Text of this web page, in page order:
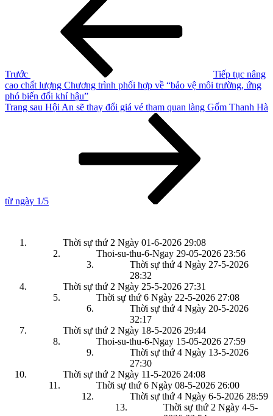
Trước
Tiếp tục nâng
cao chất lượng Chương trình phối hợp về “bảo vệ môi trường, ứng
phó biến đổi khí hậu”
Bài
Trang sau Hội An sẽ thay đổi giá vé tham quan làng Gốm Thanh Hà
từ ngày 1/5
Thời sự thứ 2 Ngày 01-6-2026 29:08
Thoi-su-thu-6-Ngay 29-05-2026 23:56
Thời sự thứ 4 Ngày 27-5-2026
28:32
Thời sự thứ 2 Ngày 25-5-2026 27:31
Thời sự thứ 6 Ngày 22-5-2026 27:08
Thời sự thứ 4 Ngày 20-5-2026
32:17
Thời sự thứ 2 Ngày 18-5-2026 29:44
Thoi-su-thu-6-Ngay 15-05-2026 27:59
Thời sự thứ 4 Ngày 13-5-2026
27:30
Thời sự thứ 2 Ngày 11-5-2026 24:08
Thời sự thứ 6 Ngày 08-5-2026 26:00
Thời sự thứ 4 Ngày 6-5-2026 28:59
Thời sự thứ 2 Ngày 4-5-